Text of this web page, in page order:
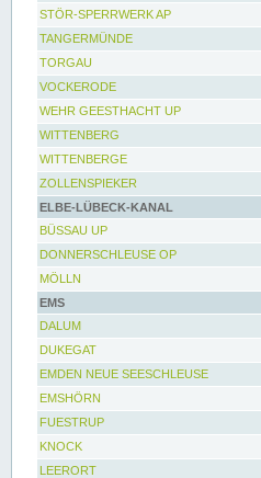
STÖR-SPERRWERK AP
TANGERMÜNDE
TORGAU
VOCKERODE
WEHR GEESTHACHT UP
WITTENBERG
WITTENBERGE
ZOLLENSPIEKER
ELBE-LÜBECK-KANAL
BÜSSAU UP
DONNERSCHLEUSE OP
MÖLLN
EMS
DALUM
DUKEGAT
EMDEN NEUE SEESCHLEUSE
EMSHÖRN
FUESTRUP
KNOCK
LEERORT